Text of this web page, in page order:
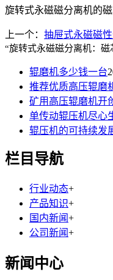
旋转式永磁磁分离机的
上一个： 抽屉式永磁磁
“旋转式永磁磁分离机：磁
辊磨机多少钱一台
推荐优质高压辊磨
矿用高压辊磨机开
单传动辊压机尽心
辊压机的可持续发
栏目导航
行业动态+
产品知识+
国内新闻+
公司新闻+
新闻中心